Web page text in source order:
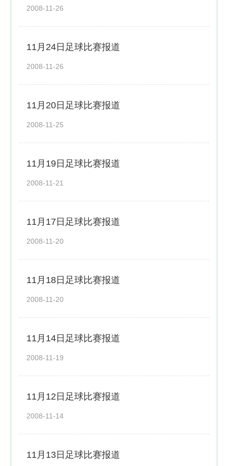
2008-11-26
11月24日足球比赛报道
2008-11-26
11月20日足球比赛报道
2008-11-25
11月19日足球比赛报道
2008-11-21
11月17日足球比赛报道
2008-11-20
11月18日足球比赛报道
2008-11-20
11月14日足球比赛报道
2008-11-19
11月12日足球比赛报道
2008-11-14
11月13日足球比赛报道